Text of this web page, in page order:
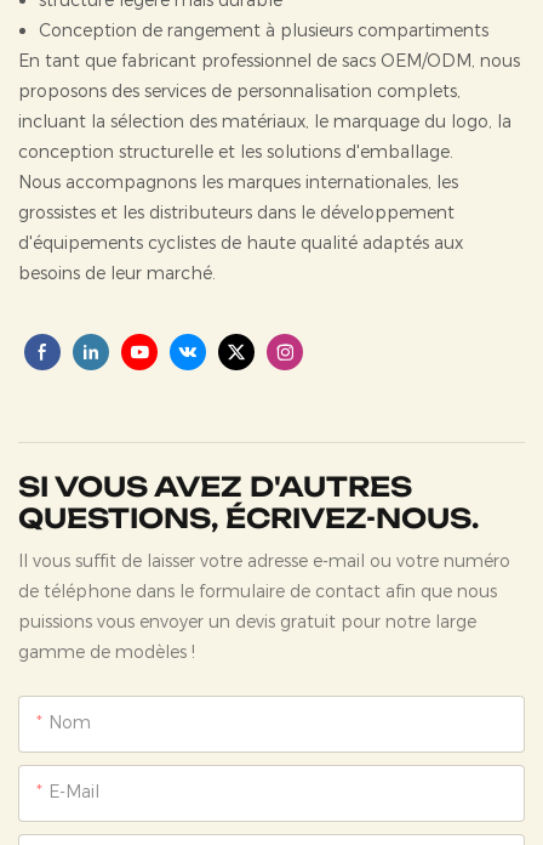
Conception de rangement à plusieurs compartiments
En tant que fabricant professionnel de sacs OEM/ODM, nous
proposons des services de personnalisation complets,
incluant la sélection des matériaux, le marquage du logo, la
conception structurelle et les solutions d'emballage.
Nous accompagnons les marques internationales, les
grossistes et les distributeurs dans le développement
d'équipements cyclistes de haute qualité adaptés aux
besoins de leur marché.
SI VOUS AVEZ D'AUTRES
QUESTIONS, ÉCRIVEZ-NOUS.
Il vous suffit de laisser votre adresse e-mail ou votre numéro
de téléphone dans le formulaire de contact afin que nous
puissions vous envoyer un devis gratuit pour notre large
gamme de modèles !
Nom
E-Mail